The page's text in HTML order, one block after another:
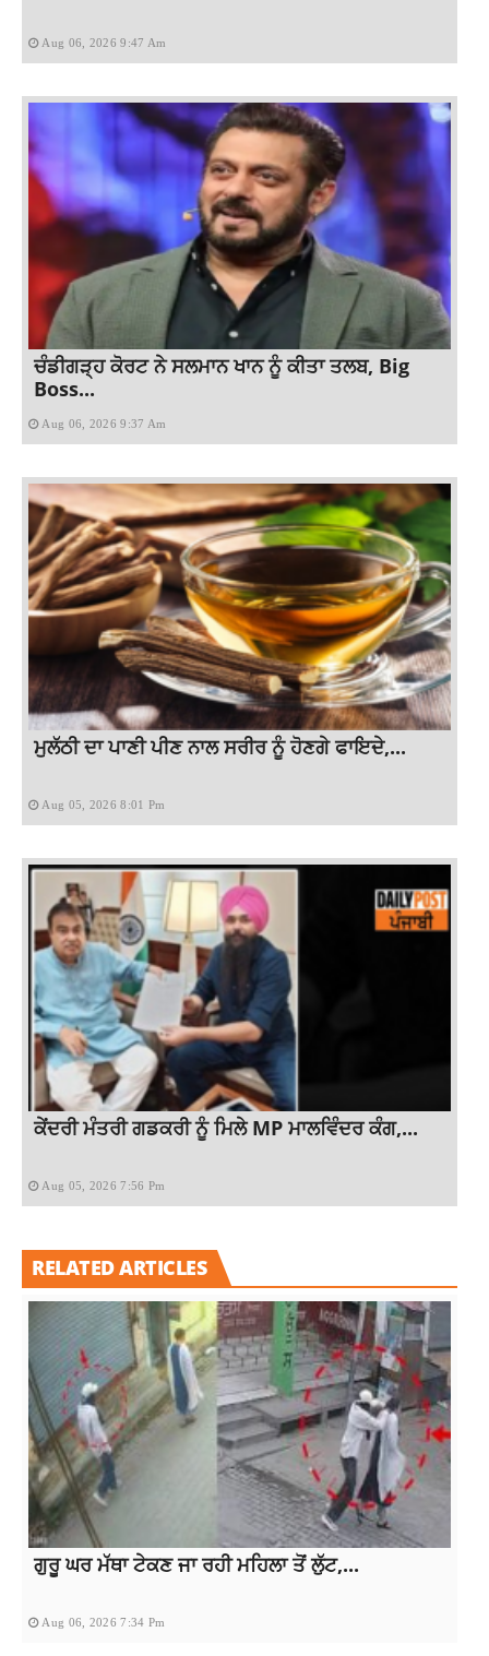
Aug 06, 2026 9:47 Am
ਚੰਡੀਗੜ੍ਹ ਕੋਰਟ ਨੇ ਸਲਮਾਨ ਖਾਨ ਨੂੰ ਕੀਤਾ ਤਲਬ, Big
Boss...
Aug 06, 2026 9:37 Am
ਮੁਲੱਠੀ ਦਾ ਪਾਣੀ ਪੀਣ ਨਾਲ ਸਰੀਰ ਨੂੰ ਹੋਣਗੇ ਫਾਇਦੇ,...
Aug 05, 2026 8:01 Pm
ਕੇਂਦਰੀ ਮੰਤਰੀ ਗਡਕਰੀ ਨੂੰ ਮਿਲੇ MP ਮਾਲਵਿੰਦਰ ਕੰਗ,...
Aug 05, 2026 7:56 Pm
RELATED ARTICLES
ਗੁਰੂ ਘਰ ਮੱਥਾ ਟੇਕਣ ਜਾ ਰਹੀ ਮਹਿਲਾ ਤੋਂ ਲੁੱਟ,...
Aug 06, 2026 7:34 Pm